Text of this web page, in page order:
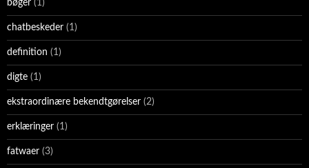
bøger (1)
chatbeskeder (1)
definition (1)
digte (1)
ekstraordinære bekendtgørelser (2)
erklæringer (1)
fatwaer (3)